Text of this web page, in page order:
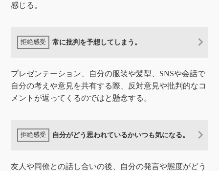
感じる。
常に批判を予想してしまう。
プレゼンテーション、自分の服装や髪型、SNSや会話で
自分の考えや意見を共有する際、反対意見や批判的なコ
メントが返ってくるのではと懸念する。
自分がどう思われているかいつも気になる。
友人や同僚との話し合いの後、自分の発言や態度がどう